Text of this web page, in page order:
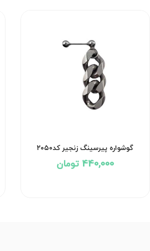
گوشواره پیرسینگ زنجیر کد۲۰۵۰
440,000 تومان